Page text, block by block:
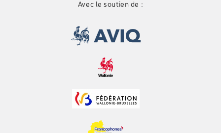
Avec le soutien de :